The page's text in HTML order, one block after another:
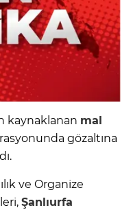
kaynaklanan mal
gözaltına
ve Organize
Şanlıurfa